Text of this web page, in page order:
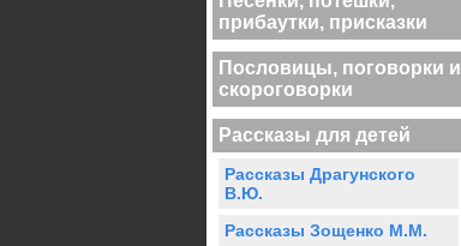
прибаутки, присказки
Пословицы, поговорки и
скороговорки
Рассказы для детей
Рассказы Драгунского
В.Ю.
Рассказы Зощенко М.М.